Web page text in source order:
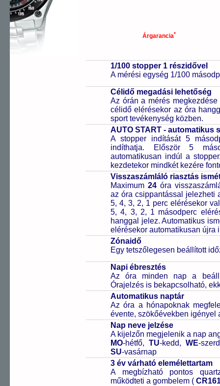
Árgarancia*
1/100 stopper 1 részidővel
A mérési egység 1/100
Célidő megadási lehetőség
Az órán a mérés
célidő elérésekor az óra
sport tevékenység közben.
AUTO START - automatikus
A stopper indítását 5
indíthatja. Először 5
automatikusan indúl a
kezdetekor mindkét kezére
Visszaszámláló riasztás
Maximum 24 óra
az óra csippantással jelezheti
5, 4, 3, 2, 1 perc elérésekor
5, 4, 3, 2, 1 másodperc
hanggal jelez. Automatikus
elérésekor automatikusan újra
Zónaidő
Egy tetszőlegesen beállított
Napi ébresztés
Az óra minden nap a
Órajelzés is bekapcsolható,
Automatikus naptár
Az óra a hónapoknak
évente, szökőévekben igényel
Nap neve jelzése
A kijelzőn megjelenik a nap
MO-hétfő,TU-kedd,WE-
SU-vasárnap
3 év várható elemélettartam
A megbízható pontos
működteti a gombelem (